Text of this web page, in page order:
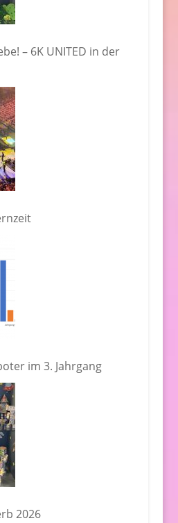
– 6K UNITED in der
im 3. Jahrgang
2026